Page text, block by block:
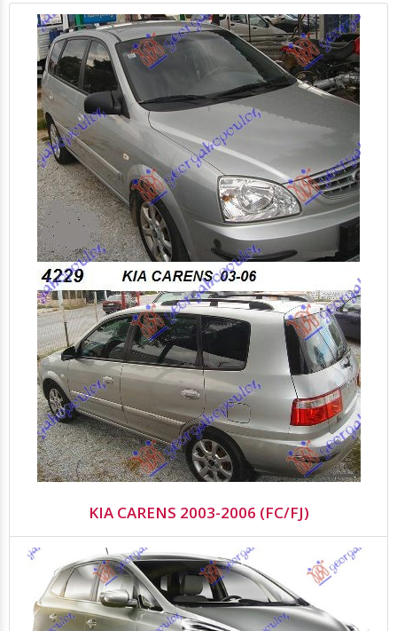
KIA CARENS 2003-2006 (FC/FJ)